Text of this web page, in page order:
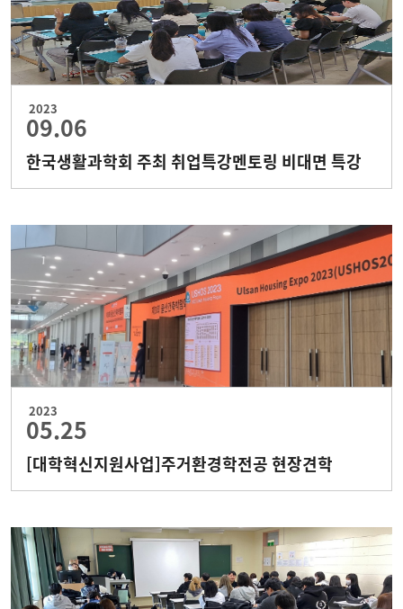
2023
09.06
한국생활과학회 주최 취업특강멘토링 비대면 특강
2023
05.25
[대학혁신지원사업]주거환경학전공 현장견학